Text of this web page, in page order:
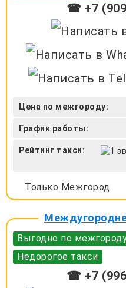
☎ +7
Цена по межгороду:
График работы:
Рейтинг такси:
Только Межгород
Выгодно по
Недорогое такси
☎ +7